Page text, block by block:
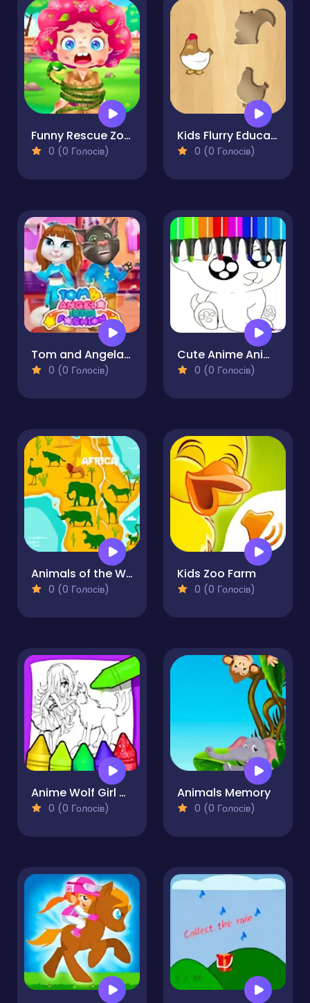
Funny Rescue Zookeeper
0 (0 Голосів)
Kids Flurry Educational Puzzle Game
0 (0 Голосів)
Tom and Angela Insta Fashion
0 (0 Голосів)
Cute Anime Animals Coloring Pages
0 (0 Голосів)
Animals of the World
0 (0 Голосів)
Kids Zoo Farm
0 (0 Голосів)
Anime Wolf Girl Coloring Pages
0 (0 Голосів)
Animals Memory
0 (0 Голосів)